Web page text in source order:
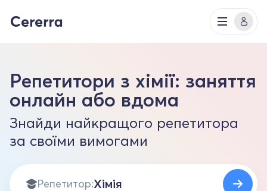
Репетитори з хімії: заняття
онлайн або вдома
Знайди найкращого репетитора
за своїми вимогами
Репетитор: